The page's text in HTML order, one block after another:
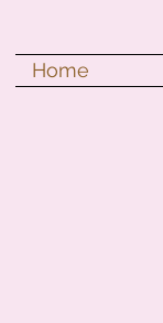
Home